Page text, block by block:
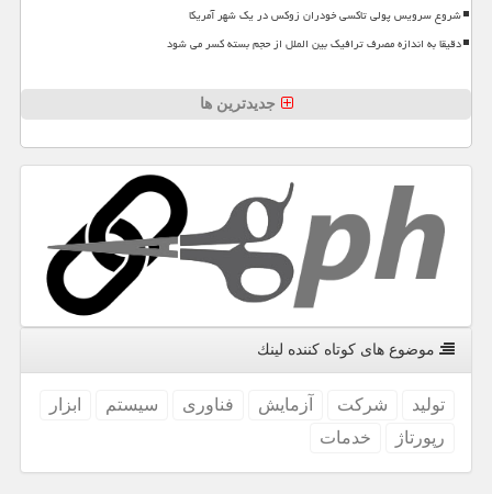
شروع سرویس پولی تاکسی خودران زوکس در یک شهر آمریکا
دقیقا به اندازه مصرف ترافیک بین الملل از حجم بسته کسر می شود
جدیدترین ها
موضوع های كوتاه كننده لینك
تولید شركت آزمایش فناوری سیستم
ابزار
رپورتاژ
خدمات